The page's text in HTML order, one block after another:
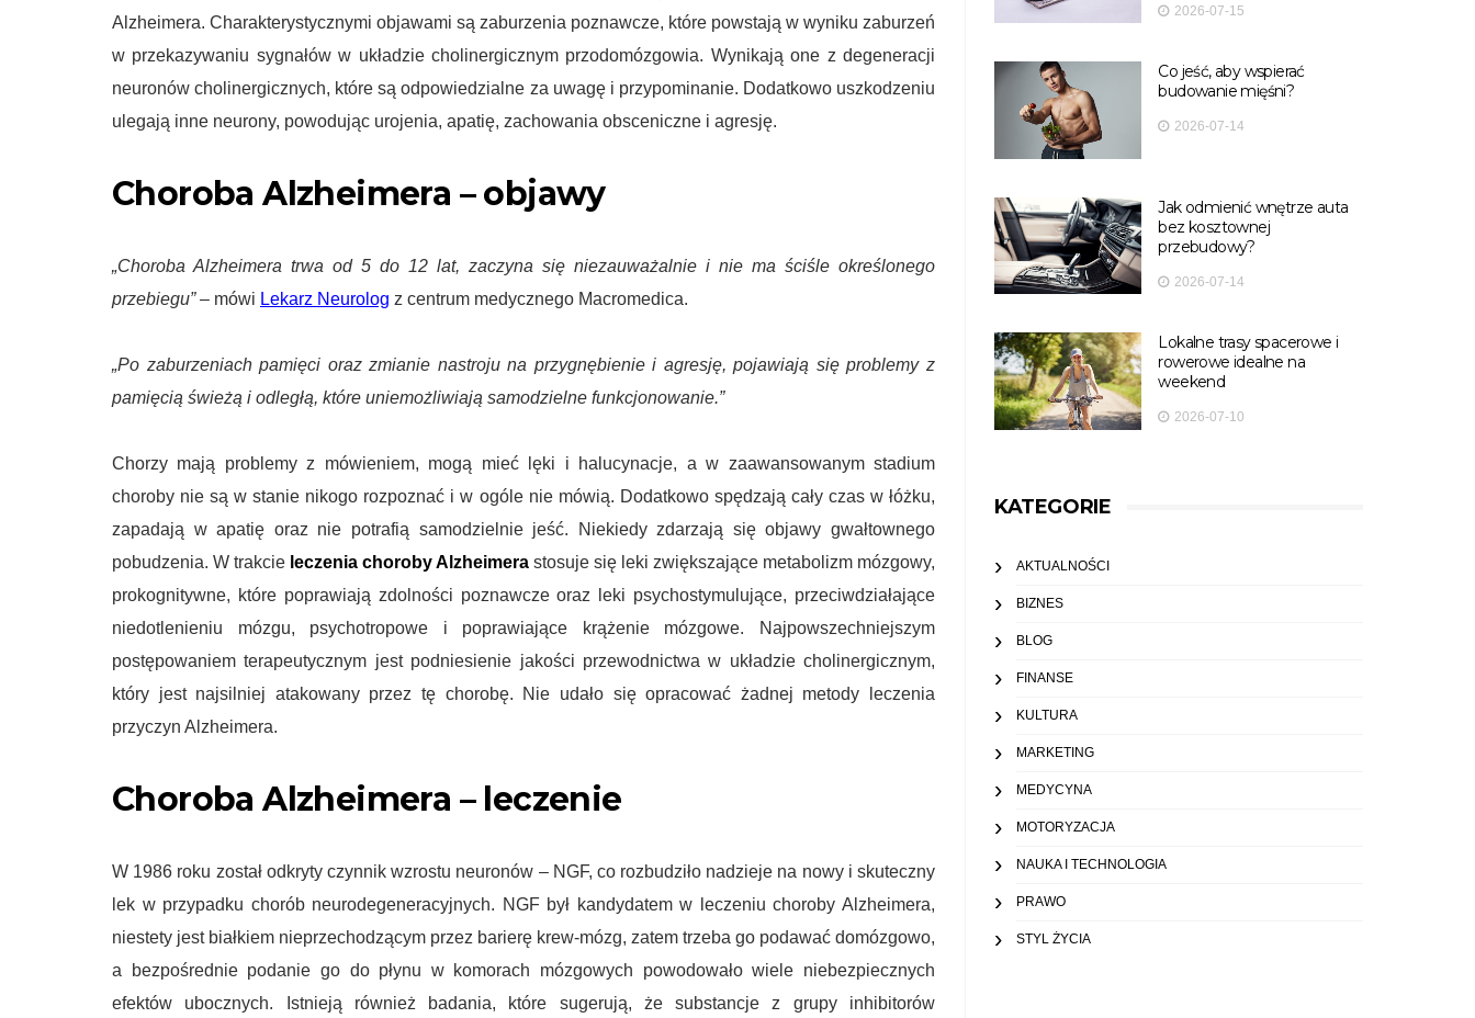
Alzheimera. Charakterystycznymi objawami są zaburzenia poznawcze, które powstają w wyniku zaburzeń
w przekazywaniu sygnałów w układzie cholinergicznym przodomózgowia. Wynikają one z degeneracji
neuronów cholinergicznych, które są odpowiedzialne za uwagę i przypominanie. Dodatkowo uszkodzeniu
ulegają inne neurony, powodując urojenia, apatię, zachowania obsceniczne i agresję.
Choroba Alzheimera – objawy
„Choroba Alzheimera trwa od 5 do 12 lat, zaczyna się niezauważalnie i nie ma ściśle określonego
przebiegu”– mówi Lekarz Neurolog z centrum medycznego Macromedica.
„Po zaburzeniach pamięci oraz zmianie nastroju na przygnębienie i agresję, pojawiają się problemy z
pamięcią świeżą i odległą, które uniemożliwiają samodzielne funkcjonowanie.”
Chorzy mają problemy z mówieniem, mogą mieć lęki i halucynacje, a w zaawansowanym stadium
choroby nie są w stanie nikogo rozpoznać i w ogóle nie mówią. Dodatkowo spędzają cały czas w łóżku,
zapadają w apatię oraz nie potrafią samodzielnie jeść. Niekiedy zdarzają się objawy gwałtownego
pobudzenia. W trakcie leczenia choroby Alzheimera stosuje się leki zwiększające metabolizm mózgowy,
prokognitywne, które poprawiają zdolności poznawcze oraz leki psychostymulujące, przeciwdziałające
niedotlenieniu mózgu, psychotropowe i poprawiające krążenie mózgowe. Najpowszechniejszym
postępowaniem terapeutycznym jest podniesienie jakości przewodnictwa w układzie cholinergicznym,
który jest najsilniej atakowany przez tę chorobę. Nie udało się opracować żadnej metody leczenia
przyczyn Alzheimera.
Choroba Alzheimera – leczenie
W 1986 roku został odkryty czynnik wzrostu neuronów – NGF, co rozbudziło nadzieje na nowy i skuteczny
lek w przypadku chorób neurodegeneracyjnych. NGF był kandydatem w leczeniu choroby Alzheimera,
niestety jest białkiem nieprzechodzącym przez barierę krew-mózg, zatem trzeba go podawać domózgowo,
a bezpośrednie podanie go do płynu w komorach mózgowych powodowało wiele niebezpiecznych
efektów ubocznych. Istnieją również badania, które sugerują, że substancje z grupy inhibitorów
2026-07-15
Co jeść, aby wspierać
budowanie mięśni?
2026-07-14
Jak odmienić wnętrze auta
bez kosztownej
przebudowy?
2026-07-14
Lokalne trasy spacerowe i
rowerowe idealne na
weekend
2026-07-10
KATEGORIE
AKTUALNOŚCI
BIZNES
BLOG
FINANSE
KULTURA
MARKETING
MEDYCYNA
MOTORYZACJA
NAUKA I TECHNOLOGIA
PRAWO
STYL ŻYCIA